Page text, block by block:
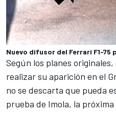
Nuevo difusor del Ferrari F1-75
Según los planes
realizar su aparición en el
no se descarta que pueda
prueba de Imola, la